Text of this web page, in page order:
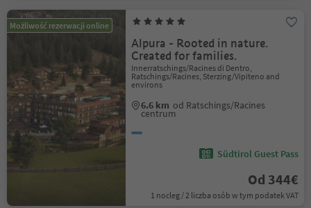
Możliwość rezerwacji online
Alpura - Rooted in nature.
Created for families.
Innerratschings/Racines di Dentro,
Ratschings/Racines, Sterzing/Vipiteno and
environs
6.6 km od Ratschings/Racines
centrum
Südtirol Guest Pass
Od 344€
1 nocleg / 2 liczba osób w tym podatek VAT